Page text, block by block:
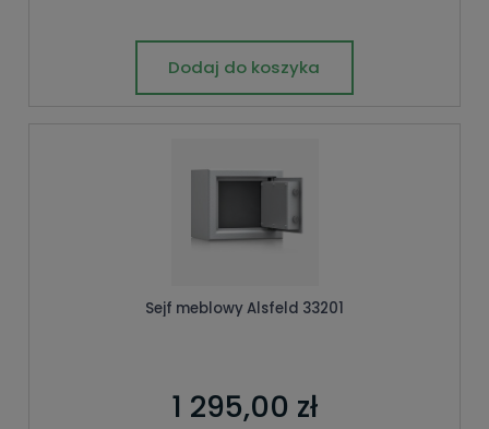
Dodaj do koszyka
Sejf meblowy Alsfeld 33201
1 295,00 zł